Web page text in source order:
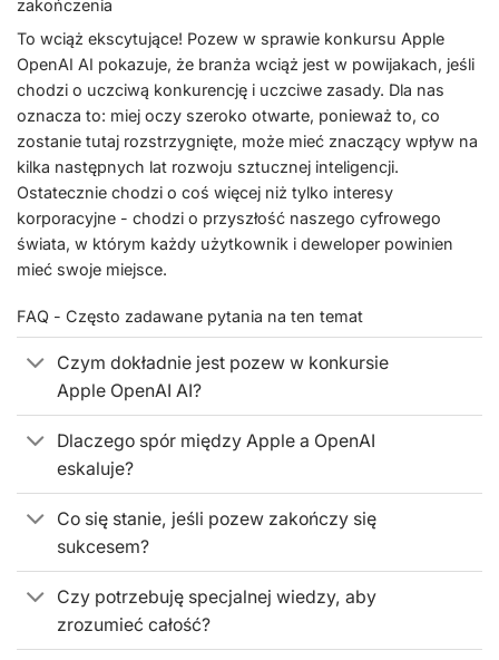
zakończenia
To wciąż ekscytujące! Pozew w sprawie konkursu Apple
OpenAI AI pokazuje, że branża wciąż jest w powijakach, jeśli
chodzi o uczciwą konkurencję i uczciwe zasady. Dla nas
oznacza to: miej oczy szeroko otwarte, ponieważ to, co
zostanie tutaj rozstrzygnięte, może mieć znaczący wpływ na
kilka następnych lat rozwoju sztucznej inteligencji.
Ostatecznie chodzi o coś więcej niż tylko interesy
korporacyjne - chodzi o przyszłość naszego cyfrowego
świata, w którym każdy użytkownik i deweloper powinien
mieć swoje miejsce.
FAQ - Często zadawane pytania na ten temat
Czym dokładnie jest pozew w konkursie
Apple OpenAI AI?
Dlaczego spór między Apple a OpenAI
eskaluje?
Co się stanie, jeśli pozew zakończy się
sukcesem?
Czy potrzebuję specjalnej wiedzy, aby
zrozumieć całość?